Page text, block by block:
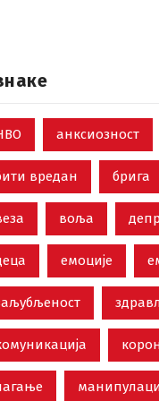
анксиозност
вредан брига
воља
емоције